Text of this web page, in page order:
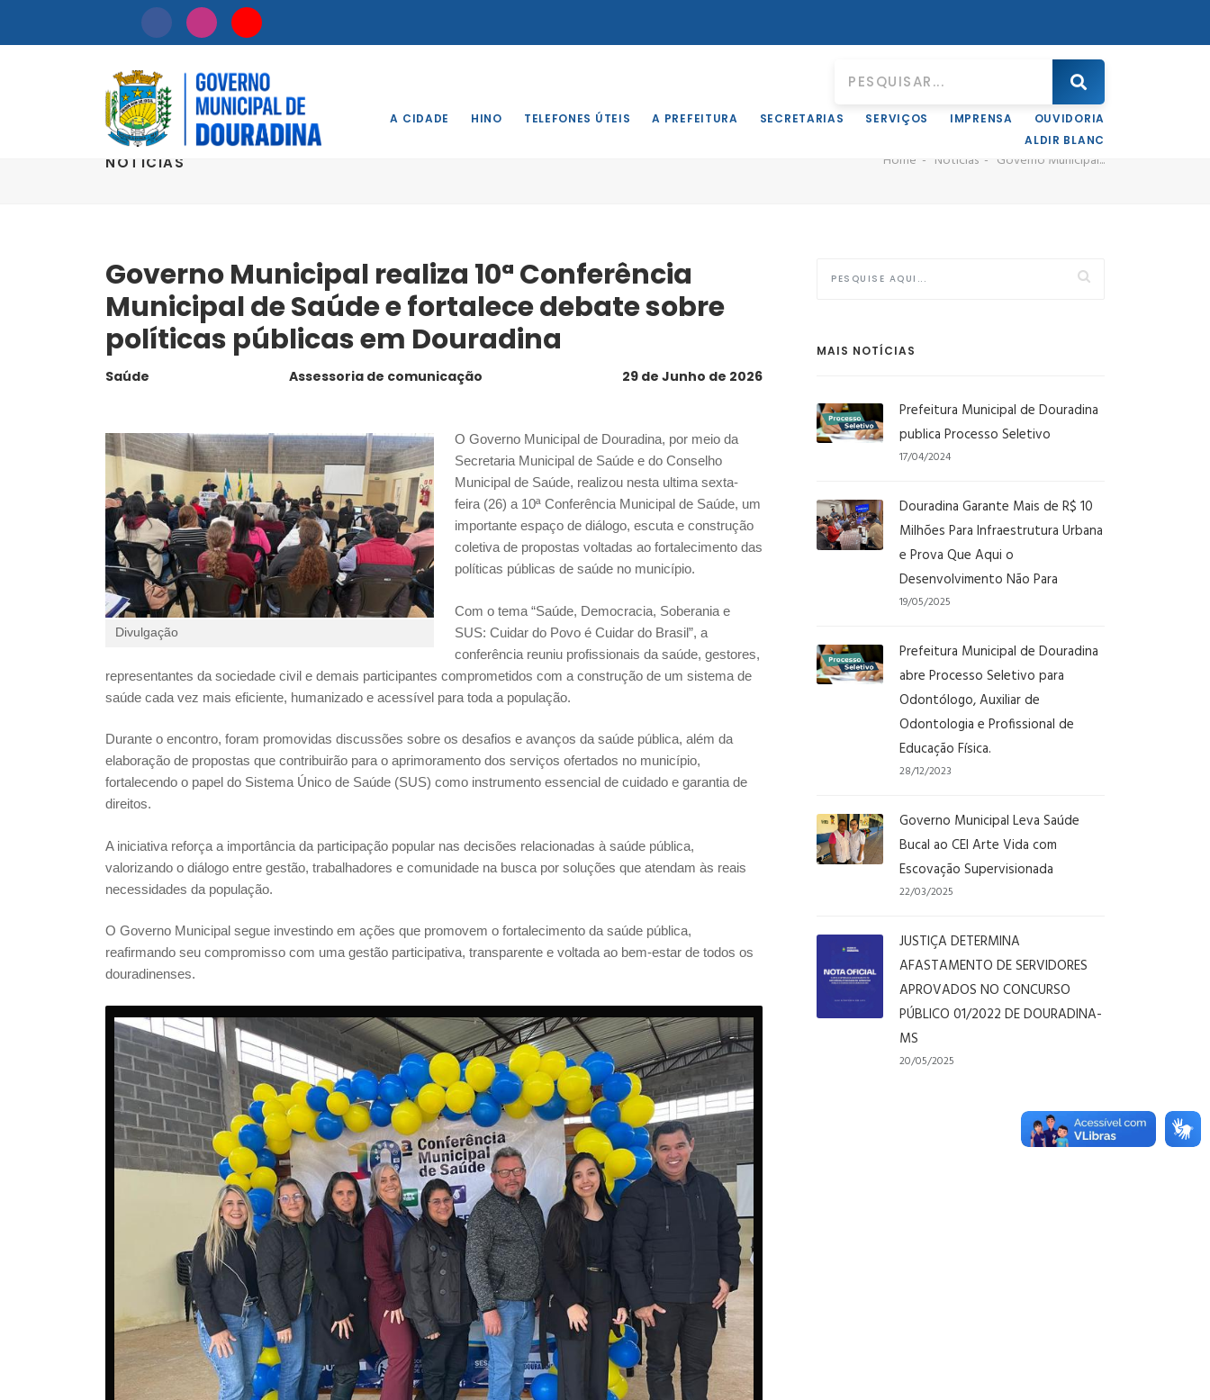
A CIDADE HINO TELEFONES ÚTEIS A PREFEITURA SECRETARIAS SERVIÇOS IMPRENSA
OUVIDORIA
ALDIR BLANC
NOTÍCIAS Home Notícias Governo Municipal...
Governo Municipal realiza 10ª Conferência
Municipal de Saúde e fortalece debate sobre
políticas públicas em Douradina
Saúde Assessoria de comunicação 29 de Junho de 2026
Divulgação
O Governo Municipal de Douradina, por meio da
Secretaria Municipal de Saúde e do Conselho
Municipal de Saúde, realizou nesta ultima sexta-
feira (26) a 10ª Conferência Municipal de Saúde, um
importante espaço de diálogo, escuta e construção
coletiva de propostas voltadas ao fortalecimento das
políticas públicas de saúde no município.
Com o tema “Saúde, Democracia, Soberania e
SUS: Cuidar do Povo é Cuidar do Brasil”, a
conferência reuniu profissionais da saúde, gestores,
representantes da sociedade civil e demais participantes comprometidos com a construção de um sistema de
saúde cada vez mais eficiente, humanizado e acessível para toda a população.
Durante o encontro, foram promovidas discussões sobre os desafios e avanços da saúde pública, além da
elaboração de propostas que contribuirão para o aprimoramento dos serviços ofertados no município,
fortalecendo o papel do Sistema Único de Saúde (SUS) como instrumento essencial de cuidado e garantia de
direitos.
A iniciativa reforça a importância da participação popular nas decisões relacionadas à saúde pública,
valorizando o diálogo entre gestão, trabalhadores e comunidade na busca por soluções que atendam às reais
necessidades da população.
O Governo Municipal segue investindo em ações que promovem o fortalecimento da saúde pública,
reafirmando seu compromisso com uma gestão participativa, transparente e voltada ao bem-estar de todos os
douradinenses.
MAIS NOTÍCIAS
Prefeitura Municipal de Douradina
publica Processo Seletivo
17/04/2024
Douradina Garante Mais de R$ 10
Milhões Para Infraestrutura Urbana
e Prova Que Aqui o
Desenvolvimento Não Para
19/05/2025
Prefeitura Municipal de Douradina
abre Processo Seletivo para
Odontólogo, Auxiliar de
Odontologia e Profissional de
Educação Física.
28/12/2023
Governo Municipal Leva Saúde
Bucal ao CEI Arte Vida com
Escovação Supervisionada
22/03/2025
JUSTIÇA DETERMINA
AFASTAMENTO DE SERVIDORES
APROVADOS NO CONCURSO
PÚBLICO 01/2022 DE DOURADINA-
MS
20/05/2025